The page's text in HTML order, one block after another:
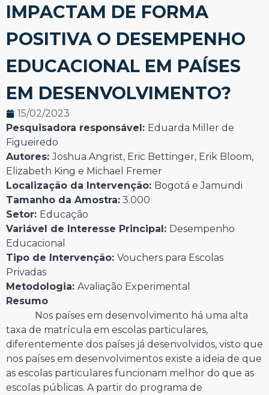
IMPACTAM DE FORMA
POSITIVA O DESEMPENHO
EDUCACIONAL EM PAÍSES
EM DESENVOLVIMENTO?
15/02/2023
Pesquisadora responsável: Eduarda Miller de
Figueiredo
Autores:Joshua Angrist, Eric Bettinger, Erik Bloom,
Elizabeth King e Michael Fremer
Localização da Intervenção: Bogotá e Jamundi
Tamanho da Amostra: 3.000
Setor: Educação
Variável de Interesse Principal: Desempenho
Educacional
Tipo de Intervenção: Vouchers para Escolas
Privadas
Metodologia: Avaliação Experimental
Resumo
Nos países em desenvolvimento há uma alta
taxa de matrícula em escolas particulares,
diferentemente dos países já desenvolvidos, visto que
nos países em desenvolvimentos existe a ideia de que
as escolas particulares funcionam melhor do que as
escolas públicas. A partir do programa de